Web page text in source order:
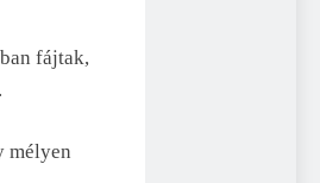
fájtak,
mélyen